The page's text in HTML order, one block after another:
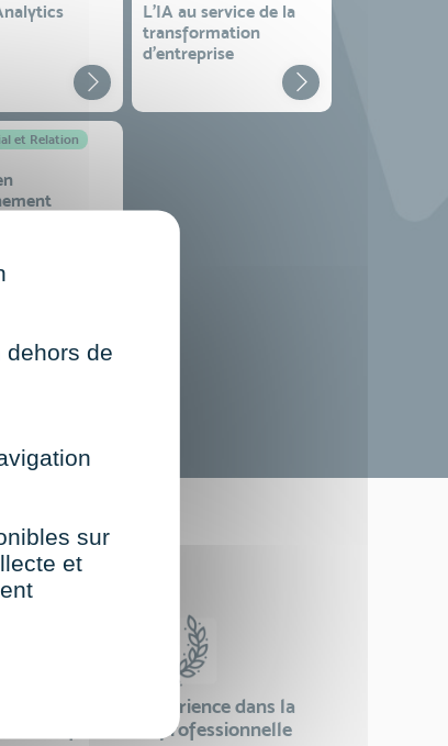
L'IA au service de la
transformation
d'entreprise
et Relation
24 ans d'expérience dans la
formation professionnelle
dehors de
sur
et